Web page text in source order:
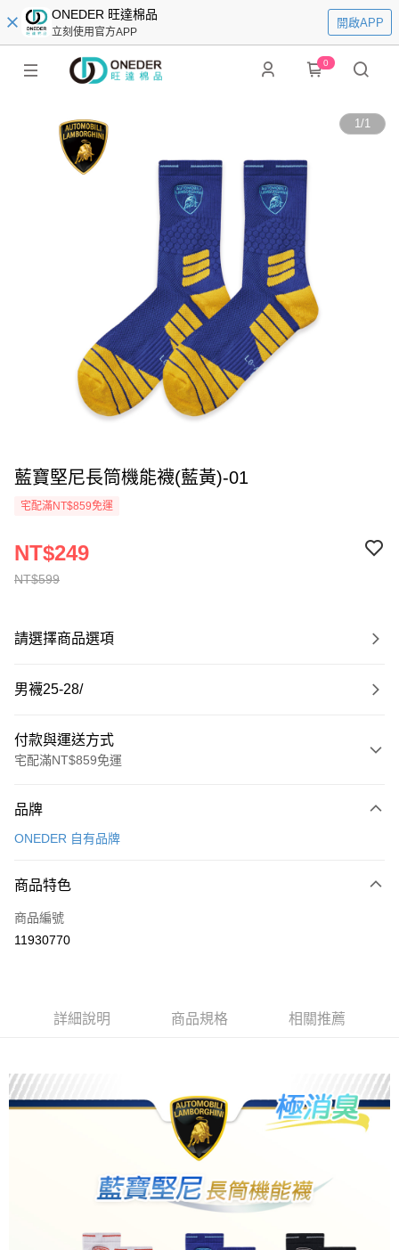
ONEDER 旺達棉品
立刻使用官方APP
開啟APP
0
1/1
藍寶堅尼長筒機能襪(藍黃)-01
宅配滿NT$859免運
NT$599
NT$249
請選擇商品選項
男襪25-28/
付款與運送方式
宅配滿NT$859免運
信用卡一次付款
LINE Pay
Apple Pay
ATM付款
全家取貨付款
每筆NT$80，滿NT$899(含以上)免運費
品牌
ONEDER 自有品牌
商品特色
商品編號
11930770
詳細說明 商品規格 相關推薦